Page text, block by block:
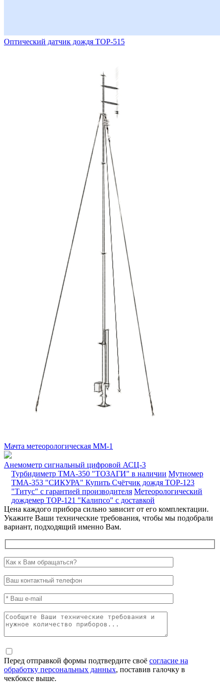
Оптический датчик дождя ТОР-515
Мачта метеорологическая ММ-1
Анемометр сигнальный цифровой АСЦ-3
Турбидиметр ТМА-350 "ТОЗАГИ" в наличии Мутномер
ТМА-353 "СИКУРА" Купить Счётчик дождя ТОР-123
"Титус" с гарантией производителя Метеорологический
дождемер ТОР-121 "Калипсо" с доставкой
Цена каждого прибора сильно зависит от его комплектации.
Укажите Ваши технические требования, чтобы мы подобрали
вариант, подходящий именно Вам.
Перед отправкой формы подтвердите своё согласие на
обработку персональных данных, поставив галочку в
чекбоксе выше.